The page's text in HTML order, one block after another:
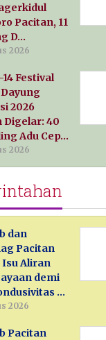
Pacitan, 11
D…
2026
Festival
2026
Digelar: 40
Adu Cep…
2026
dan
Pacitan
Isu Aliran
demi
…
2026
Pacitan